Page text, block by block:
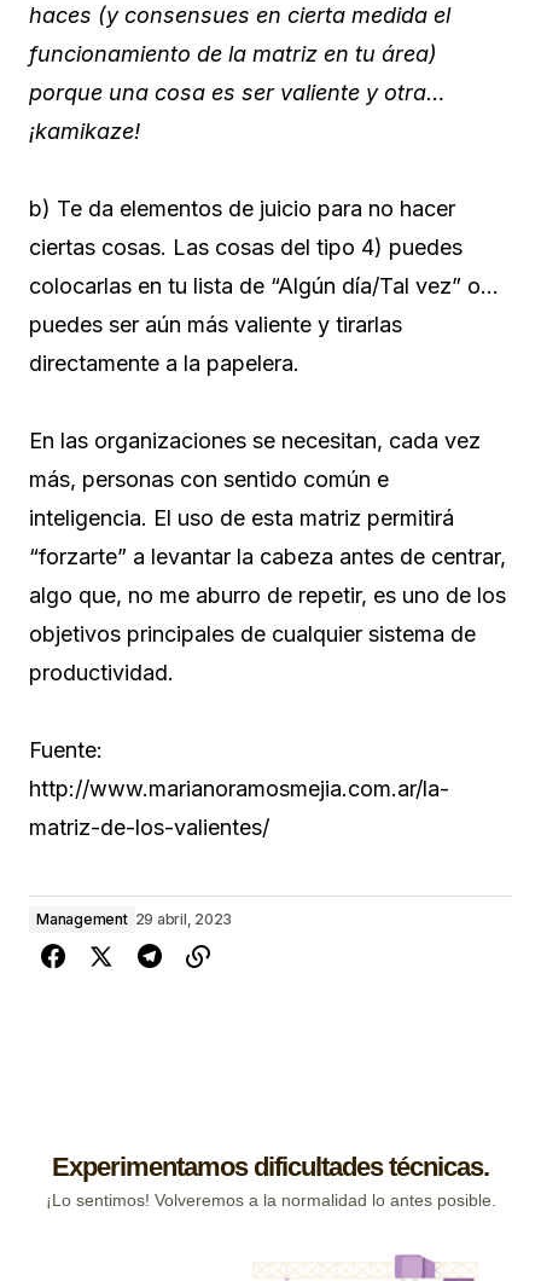
haces (y consensues en cierta medida el
funcionamiento de la matriz en tu área)
porque una cosa es ser valiente y otra…
¡kamikaze!
b) Te da elementos de juicio para no hacer
ciertas cosas. Las cosas del tipo 4) puedes
colocarlas en tu lista de “Algún día/Tal vez” o…
puedes ser aún más valiente y tirarlas
directamente a la papelera.
En las organizaciones se necesitan, cada vez
más, personas con sentido común e
inteligencia. El uso de esta matriz permitirá
“forzarte” a levantar la cabeza antes de centrar,
algo que, no me aburro de repetir, es uno de los
objetivos principales de cualquier sistema de
productividad.
Fuente:
http://www.marianoramosmejia.com.ar/la-
matriz-de-los-valientes/
Management 29 abril, 2023